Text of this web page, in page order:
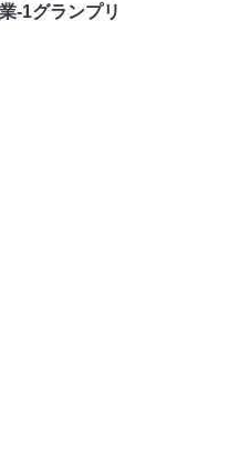
-1グランプリ